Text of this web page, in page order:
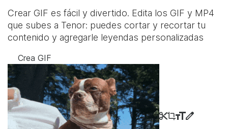
Crear GIF es fácil y divertido. Edita los GIF y MP4
que subes a Tenor: puedes cortar y recortar tu
contenido y agregarle leyendas personalizadas
Crea GIF